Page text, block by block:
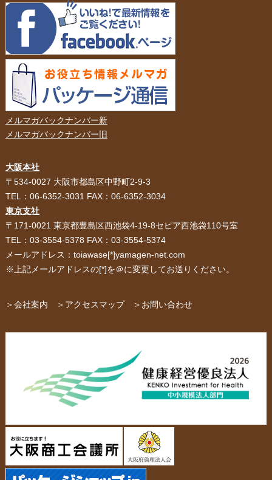
サービス紹介 お客様の声
スタッフ紹介 採用情報
当社の協力工場の設備紹介
紙袋・手提げ袋
パッケージ
ペーパーレザーバッグ 米袋
カタログ/パンフレット
スタンド
アクセサリー・
ジュエリーボックス
メルマガバックナンバー新
メルマガバックナンバー旧
大阪本社
〒534-0027 大阪市都島区中野町2-9-3
TEL：06-6352-3031 FAX：06-6352-3034
東京支社
〒171-0021 東京都豊島区西池袋4-19-8セピア西池袋110号室
TEL：03-3554-5378 FAX：03-3554-5374
メールアドレス：toiawase[*]yamagen-net.com
※上記メールアドレスの[*]を＠に変更してお送りください。
＞会社案内 ＞アクセスマップ ＞お問い合わせ